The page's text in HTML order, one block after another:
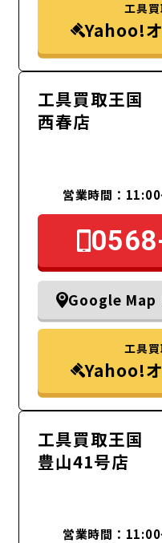
工具
Yahoo!
工具買取王国
西春店
営業時間：
Google Map
工具
Yahoo!
工具買取王国
豊山41号店
営業時間：